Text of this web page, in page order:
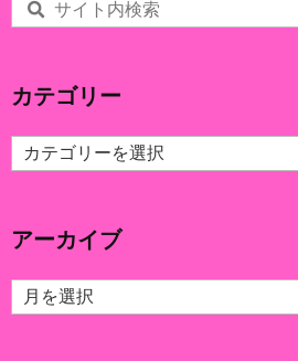
カテゴリー
カ
テ
ー
アーカイブ
ア
ー